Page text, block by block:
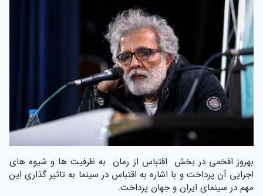
بهروز افخمی در بخش اقتباس از رمان به ظرفیت ها و شیوه های
اجرایی آن پرداخت و با اشاره به اقتباس در سینما به تاثیر گذاری این
مهم در سینمای ایران و جهان پرداخت.